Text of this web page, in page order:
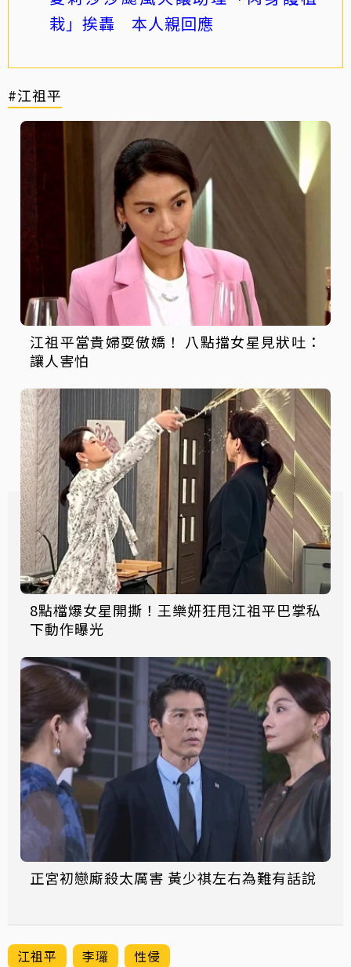
栽」挨轟 本人親回應
#江祖平
江祖平當貴婦耍傲嬌！ 八點擋女星見狀吐：
讓人害怕
8點檔爆女星開撕！王樂妍狂甩江祖平巴掌私
下動作曝光
正宮初戀廝殺太厲害 黃少祺左右為難有話說
江祖平 李㼈 性侵